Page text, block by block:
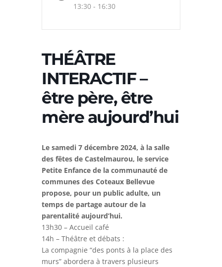
13:30 - 16:30
THÉÂTRE
INTERACTIF –
être père, être
mère aujourd’hui
Le samedi 7 décembre 2024, à la salle
des fêtes de Castelmaurou, le service
Petite Enfance de la communauté de
communes des Coteaux Bellevue
propose, pour un public adulte, un
temps de partage autour de la
parentalité aujourd’hui.
13h30 – Accueil café
14h – Théâtre et débats :
La compagnie “des ponts à la place des
murs” abordera à travers plusieurs